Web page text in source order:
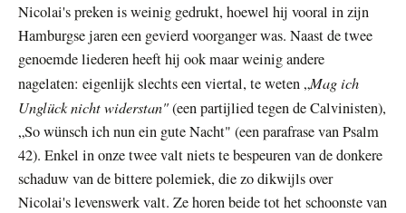
Nicolai's preken is weinig gedrukt, hoewel hij vooral in zijn
Hamburgse jaren een gevierd voorganger was. Naast de twee
genoemde liederen heeft hij ook maar weinig andere
nagelaten: eigenlijk slechts een viertal, te weten „Mag ich
Unglück nicht widerstan"(een partijlied tegen de Calvinisten),
„So wünsch ich nun ein gute Nacht" (een parafrase van Psalm
42). Enkel in onze twee valt niets te bespeuren van de donkere
schaduw van de bittere polemiek, die zo dikwijls over
Nicolai's levenswerk valt. Ze horen beide tot het schoonste van